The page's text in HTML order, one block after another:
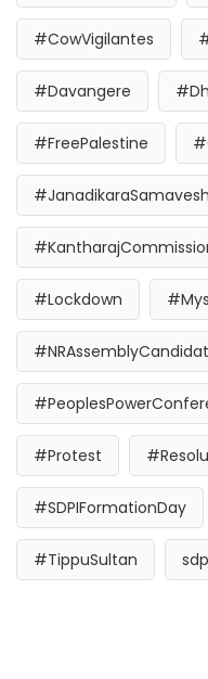
#CowVigilantes
#Davangere
#FreePalestine
#Lockdown
#Protest
#SDPIFormationDay
#TippuSultan